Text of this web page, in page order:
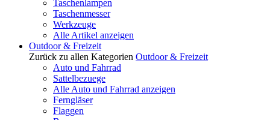
Taschenlampen
Taschenmesser
Werkzeuge
Alle Artikel anzeigen
Outdoor & Freizeit
Zurück zu allen Kategorien Outdoor & Freizeit
Auto und Fahrrad
Sattelbezuege
Alle Auto und Fahrrad anzeigen
Ferngläser
Flaggen